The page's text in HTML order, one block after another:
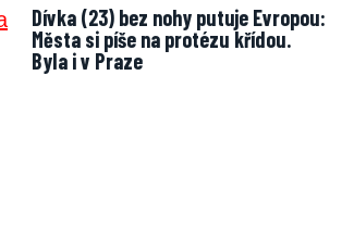
Dívka (23) bez nohy putuje Evropou:
Města si píše na protézu křídou.
Byla i v Praze